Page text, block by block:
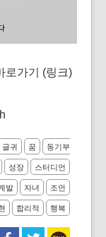
가기 (링크)
글귀 꿈
동기부
성장
스터디언
발 자녀
조언
합리적 행복